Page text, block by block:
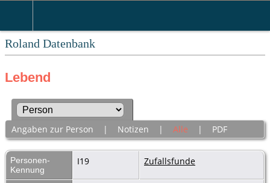
Roland Datenbank
Lebend
Angaben zur Person | Notizen | Alle | PDF
Personen-
Kennung
I19 Zufallsfunde